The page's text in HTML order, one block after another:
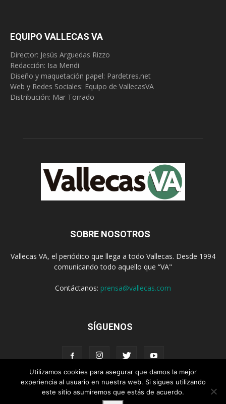
EQUIPO VALLECAS VA
Director: Jesús Arguedas Rizzo
Redacción: Isa Mendi
Diseño y maquetación papel: Pardetres.net
Web y Redes Sociales: Equipo de VallecasVA
Distribución: Mar Torrado
SOBRE NOSOTROS
Vallecas VA, el periódico que llega a todo Vallecas. Desde 1994
comunicando todo aquello que “VA"
Contáctanos: prensa@vallecas.com
SÍGUENOS
Aviso Legal Política de cookies
Utilizamos cookies para asegurar que damos la mejor
experiencia al usuario en nuestra web. Si sigues utilizando
este sitio asumiremos que estás de acuerdo.